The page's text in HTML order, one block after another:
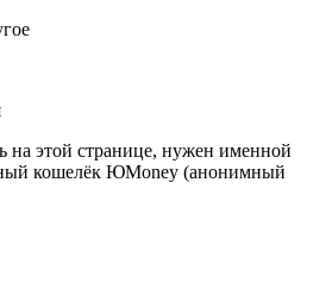
на этой странице, нужен именной
кошелёк ЮMoney (анонимный